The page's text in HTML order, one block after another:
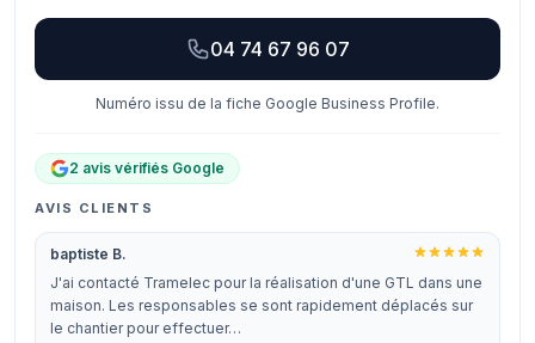
04 74 67 96 07
Numéro issu de la fiche Google Business Profile.
2 avis vérifiés Google
AVIS CLIENTS
baptiste B.
J'ai contacté Tramelec pour la réalisation d'une GTL dans une
maison. Les responsables se sont rapidement déplacés sur
le chantier pour effectuer…